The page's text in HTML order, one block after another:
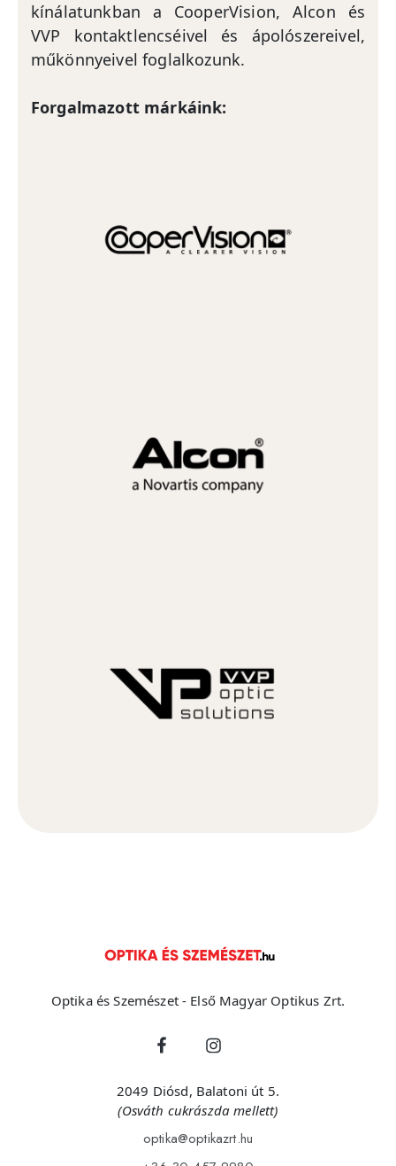
kínálatunkban a CooperVision, Alcon és
VVP kontaktlencséivel és ápolószereivel,
műkönnyeivel foglalkozunk.
Forgalmazott márkáink:
Optika és Szemészet - Első Magyar Optikus Zrt.
2049 Diósd, Balatoni út 5.
(Osváth cukrászda mellett)
optika@optikazrt.hu